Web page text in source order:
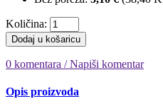
Količina:
Dodaj u košaricu
0 komentara / Napiši komentar
Opis proizvoda